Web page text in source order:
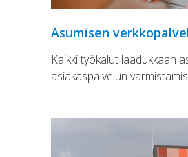
Asumisen
Kaikki työkalut laadukkaan
asiakaspalvelun